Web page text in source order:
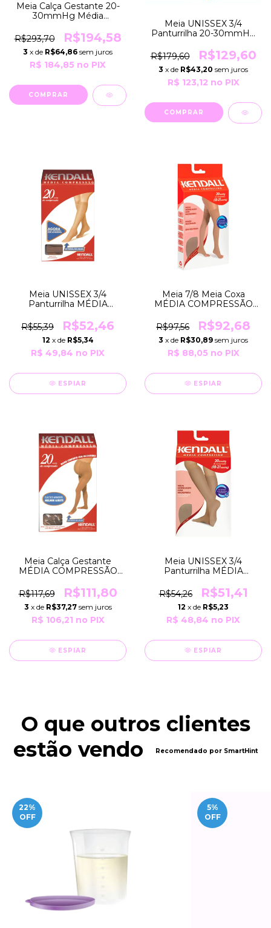
Meia Calça Gestante 20-
30mmHg Média
Yoga
R$293,70 R$194,58
3 x de R$64,86 sem juros
R$ 184,85 no PIX
COMPRAR
Meia UNISSEX 3/4
Panturrilha 20-30mmHg
ESPECIAL Calcanhar
Aberto R3010CAPA Yoga
R$179,60 R$129,60
3 x de R$43,20 sem juros
R$ 123,12 no PIX
COMPRAR
Meia UNISSEX 3/4
Panturrilha MÉDIA
21mmHg SEM Ponteira
COR Mel GRUPO 103
Kendall
R$55,39 R$52,46
12 x de R$5,34
R$ 49,84 no PIX
ESPIAR
Meia 7/8 Meia Coxa
MÉDIA COMPRESSÃO
SEM Ponteira COR Mel
Natural GRUPO 103
Kendall
R$97,56 R$92,68
3 x de R$30,89 sem juros
R$ 88,05 no PIX
ESPIAR
Meia Calça Gestante
MÉDIA COMPRESSÃO
Ponteira para Grávidas
COR Mel GRUPO 103
Kendall
R$117,69 R$111,80
3 x de R$37,27 sem juros
R$ 106,21 no PIX
ESPIAR
Meia UNISSEX 3/4
Panturrilha MÉDIA
21mmHg SEM Ponteira
COR Mel Natural GRUPO
103 Kendall
R$54,26 R$51,41
12 x de R$5,23
R$ 48,84 no PIX
ESPIAR
O que outros clientes
estão vendo
Recomendado por SmartHint
22%
OFF
5%
OFF